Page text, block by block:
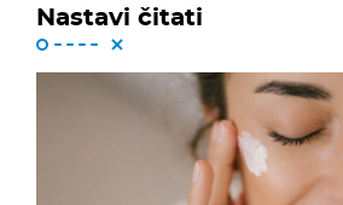
Nastavi čitati